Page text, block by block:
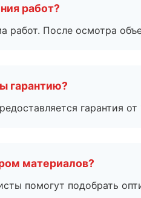
работ?
работ. После осмотра
гарантию?
гарантия
материалов?
помогут подобрать